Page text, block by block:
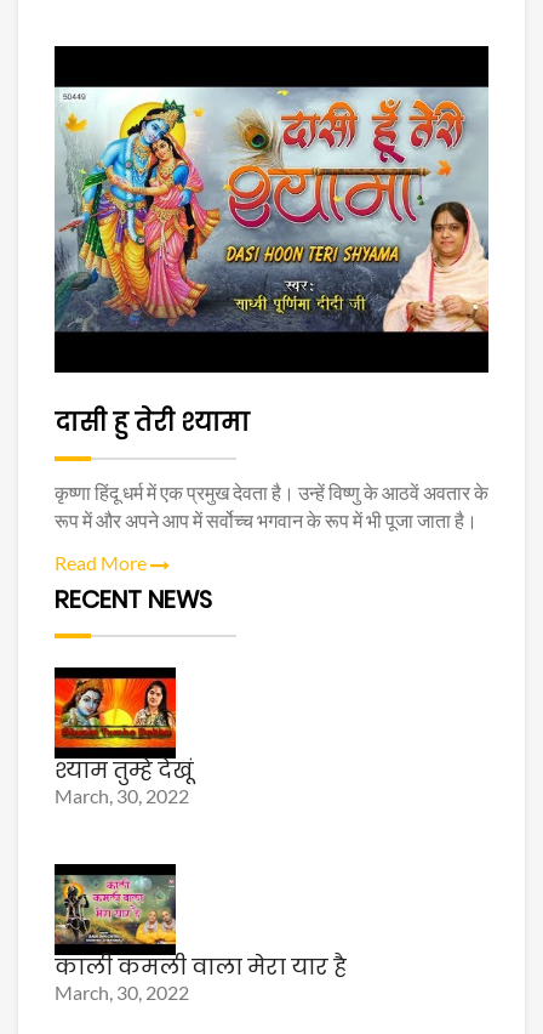
दासी हु तेरी श्यामा
कृष्णा हिंदू धर्म में एक प्रमुख देवता है। उन्हें विष्णु के आठवें अवतार के
रूप में और अपने आप में सर्वोच्च भगवान के रूप में भी पूजा जाता है।
Read More
RECENT NEWS
श्याम तुम्हे देखूं
March, 30, 2022
काली कमली वाला मेरा यार है
March, 30, 2022